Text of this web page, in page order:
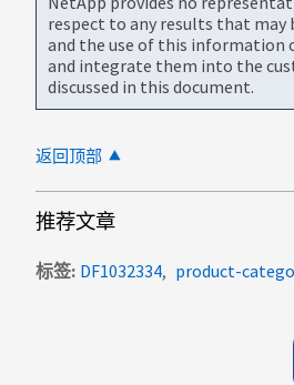
respect to any results that may
and the use of this information
and integrate them into the
discussed in this document.
返回顶部
推荐文章
标签 DF1032334 product-